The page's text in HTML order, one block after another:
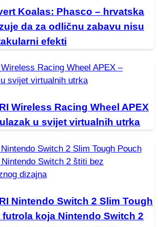
Koalas: Phasco – hrvatska
da za odličnu zabavu nisu
efekti
Wireless Racing Wheel APEX
u svijet virtualnih utrka
Nintendo Switch 2 Slim Tough
koja Nintendo Switch 2